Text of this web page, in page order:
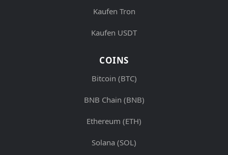
Kaufen Tron
Kaufen USDT
COINS
Bitcoin (BTC)
BNB Chain (BNB)
Ethereum (ETH)
Solana (SOL)